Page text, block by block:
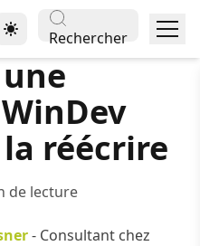
Rechercher
réécrire
de lecture
- Consultant chez